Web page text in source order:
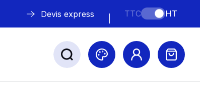
Devis express TTC HT